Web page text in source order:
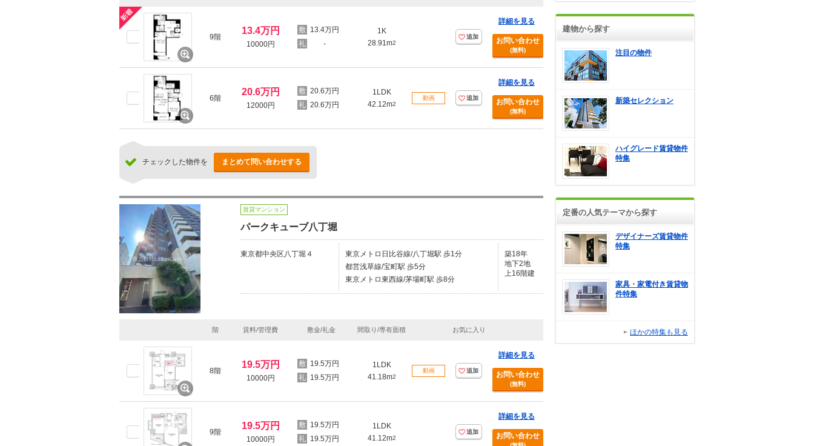
9階
13.4万円
10000円
13.4万円
-
1K
28.91m2
追加
詳細を見る
お問い合わせ
(無料)
6階
20.6万円
12000円
20.6万円
20.6万円
1LDK
42.12m2
動画 追加
詳細を見る
お問い合わせ
(無料)
チェックした物件を まとめて問い合わせする
賃貸マンション
パークキューブ八丁堀
東京都中央区八丁堀４
東京メトロ日比谷線/八丁堀駅 歩1分
都営浅草線/宝町駅 歩5分
東京メトロ東西線/茅場町駅 歩8分
築18年
地下2地
上16階建
階 賃料/管理費 敷金/礼金 間取り/専有面積 お気に入り
8階
19.5万円
10000円
19.5万円
19.5万円
1LDK
41.18m2
動画 追加
詳細を見る
お問い合わせ
(無料)
9階
19.5万円
10000円
19.5万円
19.5万円
1LDK
41.12m2
追加
詳細を見る
お問い合わせ
建物から探す
注目の物件
新築セレクション
ハイグレード賃貸物件
特集
定番の人気テーマから探す
デザイナーズ賃貸物件
特集
家具・家電付き賃貸物
件特集
ほかの特集も見る